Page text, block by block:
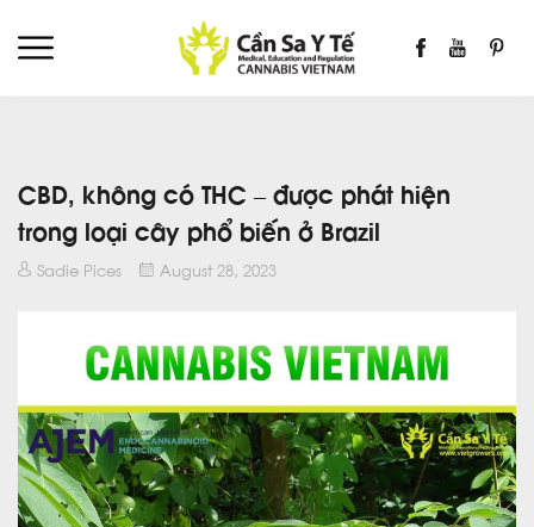
CBD, không có THC – được phát hiện
trong loại cây phổ biến ở Brazil
Sadie Pices August 28, 2023